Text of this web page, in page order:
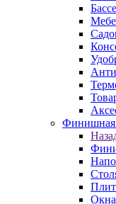
Финишная
Окна